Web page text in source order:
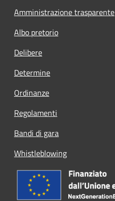
Amministrazione trasparente
Albo pretorio
Delibere
Determine
Ordinanze
Regolamenti
Bandi di gara
Whistleblowing